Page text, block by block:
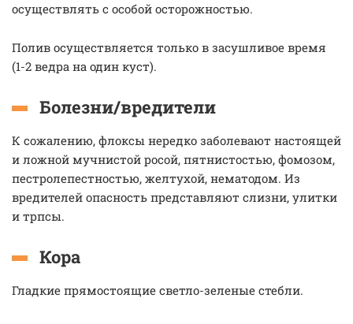
осуществлять с особой осторожностью.
Полив осуществляется только в засушливое время
(1-2 ведра на один куст).
Болезни/вредители
К сожалению, флоксы нередко заболевают настоящей
и ложной мучнистой росой, пятнистостью, фомозом,
пестролепестностью, желтухой, нематодом. Из
вредителей опасность представляют слизни, улитки
и трпсы.
Кора
Гладкие прямостоящие светло-зеленые стебли.